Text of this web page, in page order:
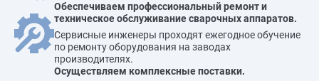
Обеспечиваем профессиональный ремонт и
техническое обслуживание сварочных аппаратов.
Сервисные инженеры проходят ежегодное обучение
по ремонту оборудования на заводах
производителях.
Осуществляем комплексные поставки.